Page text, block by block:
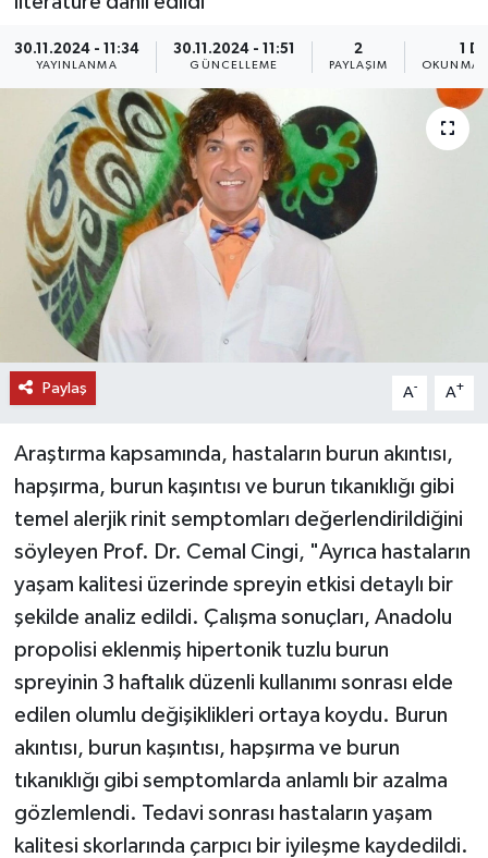
30.11.2024 - 11:34
YAYINLANMA
30.11.2024 - 11:51
GÜNCELLEME
2
PAYLAŞIM
1
OKUNMA
Paylaş A- A+
Araştırma kapsamında, hastaların burun akıntısı,
hapşırma, burun kaşıntısı ve burun tıkanıklığı gibi
temel alerjik rinit semptomları değerlendirildiğini
söyleyen Prof. Dr. Cemal Cingi, "Ayrıca hastaların
yaşam kalitesi üzerinde spreyin etkisi detaylı bir
şekilde analiz edildi. Çalışma sonuçları, Anadolu
propolisi eklenmiş hipertonik tuzlu burun
spreyinin 3 haftalık düzenli kullanımı sonrası elde
edilen olumlu değişiklikleri ortaya koydu. Burun
akıntısı, burun kaşıntısı, hapşırma ve burun
tıkanıklığı gibi semptomlarda anlamlı bir azalma
gözlemlendi. Tedavi sonrası hastaların yaşam
kalitesi skorlarında çarpıcı bir iyileşme kaydedildi.
EĞİTİM
TURİZM
RÖPORTAJ
VİDEO HABERLER
YAZARLAR